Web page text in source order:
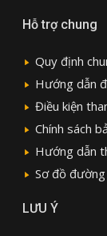
Hỗ trợ chung
Quy định
Hướng dẫn
Điều kiện
Chính sách
Hướng dẫn
Sơ đồ
LƯU Ý